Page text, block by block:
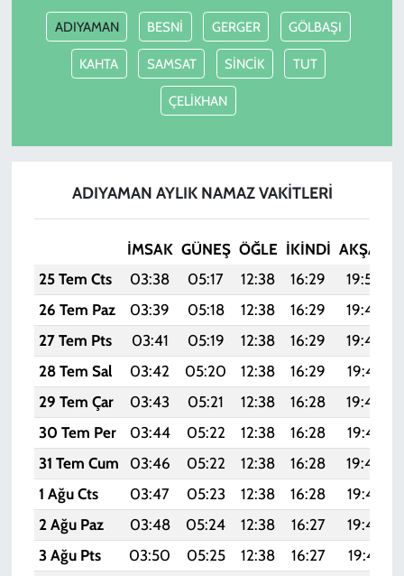
ADIYAMAN BESNİ GERGER GÖLBAŞI
KAHTA SAMSAT SİNCİK TUT
ÇELİKHAN
ADIYAMAN AYLIK NAMAZ VAKITLERI
İMSAK GÜNEŞ ÖĞLE İKINDI AKŞAM
25 Tem Cts
03:38 05:17 12:38 16:29 19:50
26 Tem Paz
03:39 05:18 12:38 16:29 19:49
27 Tem Pts
03:41 05:19 12:38 16:29 19:48
28 Tem Sal
03:42 05:20 12:38 16:29 19:47
29 Tem Çar
03:43 05:21 12:38 16:28 19:46
30 Tem Per
03:44 05:22 12:38 16:28 19:45
31 Tem Cum
03:46 05:22 12:38 16:28 19:44
1 Ağu Cts
03:47 05:23 12:38 16:28 19:43
2 Ağu Paz
03:48 05:24 12:38 16:27 19:42
3 Ağu Pts
03:50 05:25 12:38 16:27 19:41